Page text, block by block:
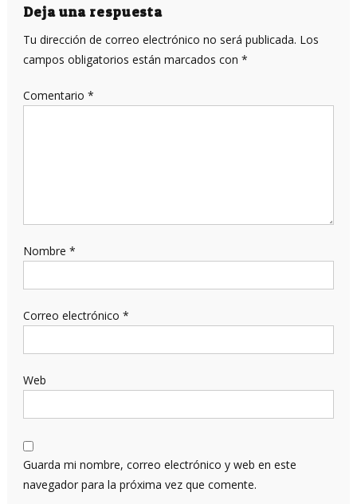
entradas
Deja una respuesta
Tu dirección de correo electrónico no será publicada. Los
campos obligatorios están marcados con *
Comentario *
Nombre *
Correo electrónico *
Web
Guarda mi nombre, correo electrónico y web en este
navegador para la próxima vez que comente.